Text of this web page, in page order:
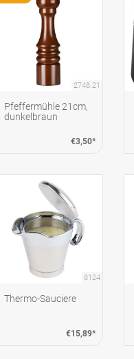
2748.21
Pfeffermühle 21cm,
dunkelbraun
€3,50*
8124
Thermo-Sauciere
€15,89*